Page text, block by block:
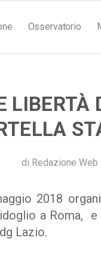
Osservatorio
LIBERTÀ
di Redazione Web
2018
a Roma,
Lazio.